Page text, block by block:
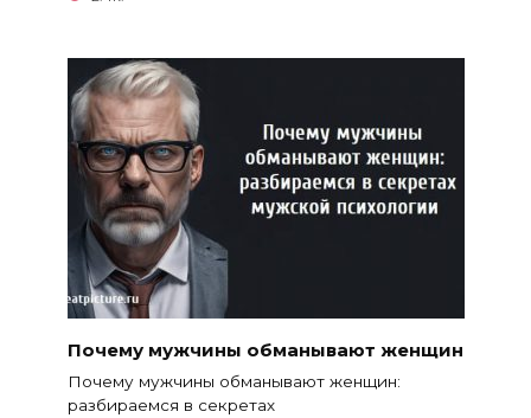
Почему мужчины обманывают женщин
Почему мужчины обманывают женщин:
разбираемся в секретах